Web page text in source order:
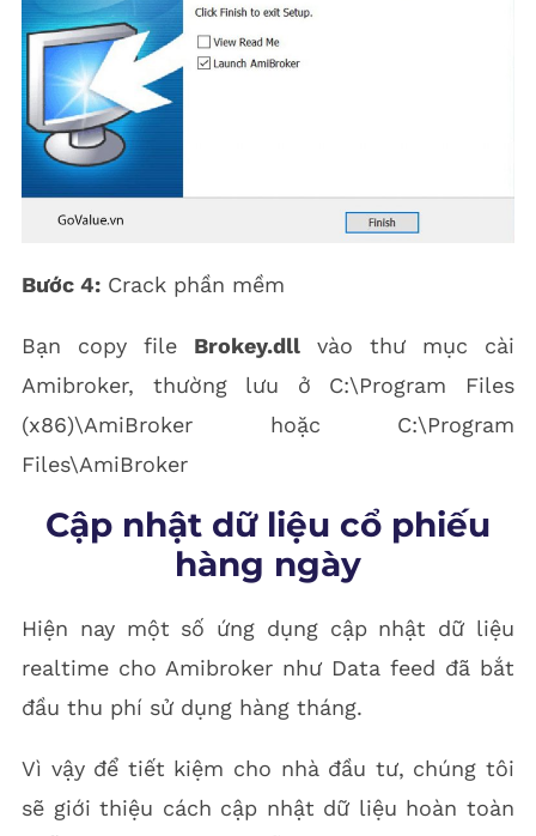
Bước 4: Crack phần mềm
Bạn copy file Brokey.dll vào thư mục cài
Amibroker, thường lưu ở C:\Program Files
(x86)\AmiBroker hoặc C:\Program
Files\AmiBroker
Cập nhật dữ liệu cổ phiếu
hàng ngày
Hiện nay một số ứng dụng cập nhật dữ liệu
realtime cho Amibroker như Data feed đã bắt
đầu thu phí sử dụng hàng tháng.
Vì vậy để tiết kiệm cho nhà đầu tư, chúng tôi
sẽ giới thiệu cách cập nhật dữ liệu hoàn toàn